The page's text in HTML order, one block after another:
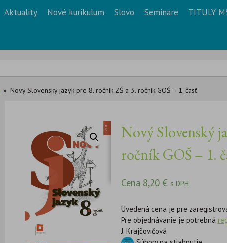
Aktuality Nové kurikulum Slovo Semináre TITULY
Nový Slovenský jazyk pre 8. ročník ZŠ a 3. ročník GOŠ – 1. časť
Nový Slovenský
ročník GOŠ – 1.
Cena 8,20 € s DPH
Uvedená cena je pre
Pre objednávanie je potrebná
J. Krajčovičová